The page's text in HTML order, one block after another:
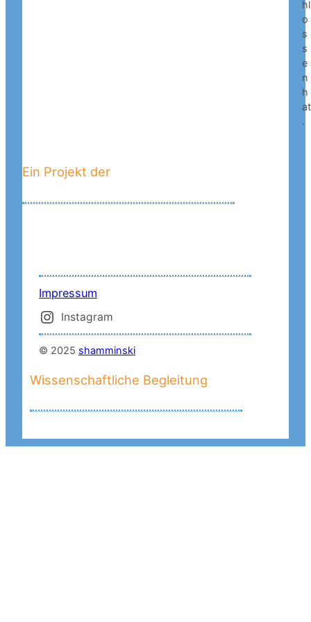
hl
o
s
s
e
n
h
at
.
Ein Projekt der
Impressum
Instagram
© 2025 shamminski
Wissenschaftliche Begleitung